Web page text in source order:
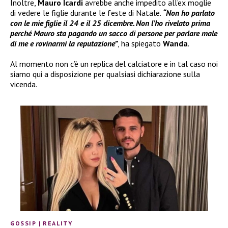
Inoltre, Mauro Icardi avrebbe anche impedito all’ex moglie
di vedere le figlie durante le feste di Natale. “Non ho parlato
con le mie figlie il 24 e il 25 dicembre. Non l’ho rivelato prima
perché Mauro sta pagando un sacco di persone per parlare male
di me e rovinarmi la reputazione”, ha spiegato Wanda.
Al momento non c’è un replica del calciatore e in tal caso noi
siamo qui a disposizione per qualsiasi dichiarazione sulla
vicenda.
GOSSIP | REALITY